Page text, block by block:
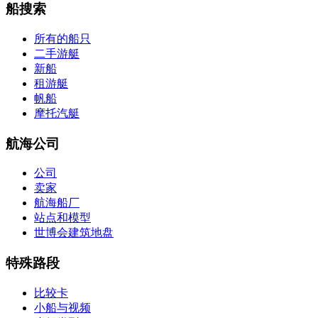
船搜索
所有的船只
二手游艇
新船
租游艇
帆船
摩托汽艇
航海公司
公司
卖家
航海船厂
站点和模型
世博会建筑地盘
特殊路段
比较卡
小船与视频